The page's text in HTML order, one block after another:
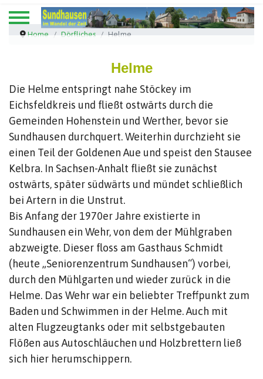
Home Dörfliches Helme
Helme
Die Helme entspringt nahe Stöckey im
Eichsfeldkreis und fließt ostwärts durch die
Gemeinden Hohenstein und Werther, bevor sie
Sundhausen durchquert. Weiterhin durchzieht sie
einen Teil der Goldenen Aue und speist den Stausee
Kelbra. In Sachsen-Anhalt fließt sie zunächst
ostwärts, später südwärts und mündet schließlich
bei Artern in die Unstrut.
Bis Anfang der 1970er Jahre existierte in
Sundhausen ein Wehr, von dem der Mühlgraben
abzweigte. Dieser floss am Gasthaus Schmidt
(heute „Seniorenzentrum Sundhausen“) vorbei,
durch den Mühlgarten und wieder zurück in die
Helme. Das Wehr war ein beliebter Treffpunkt zum
Baden und Schwimmen in der Helme. Auch mit
alten Flugzeugtanks oder mit selbstgebauten
Flößen aus Autoschläuchen und Holzbrettern ließ
sich hier herumschippern.